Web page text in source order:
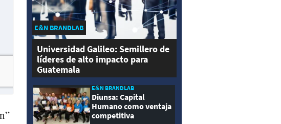
E&N BRANDLAB
Universidad Galileo: Semillero de
líderes de alto impacto para
Guatemala
E&N BRANDLAB
Diunsa: Capital
Humano como ventaja
competitiva